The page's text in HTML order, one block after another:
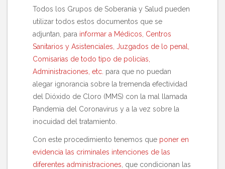
Todos los Grupos de Soberanía y Salud pueden
utilizar todos estos documentos que se
adjuntan, para informar a Médicos, Centros
Sanitarios y Asistenciales, Juzgados de lo penal,
Comisarias de todo tipo de policías,
Administraciones, etc. para que no puedan
alegar ignorancia sobre la tremenda efectividad
del Dióxido de Cloro (MMS) con la mal llamada
Pandemia del Coronavirus y a la vez sobre la
inocuidad del tratamiento.
Con este procedimiento tenemos que poner en
evidencia las criminales intenciones de las
diferentes administraciones , que condicionan las